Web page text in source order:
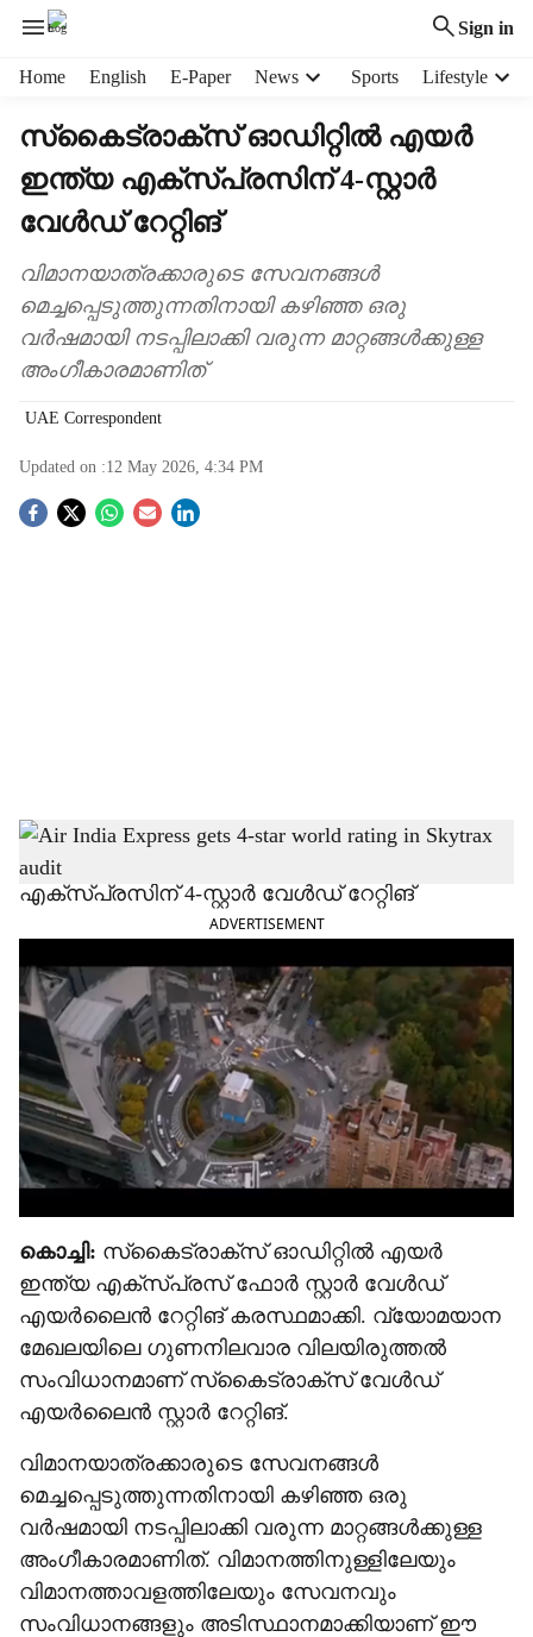
Sign in
Home English E-Paper News Sports Lifestyle
സ്‌കൈട്രാക്‌സ് ഓഡിറ്റില്‍ എയര്‍
ഇന്ത്യ എക്‌സ്പ്രസിന് 4-സ്റ്റാര്‍
വേള്‍ഡ് റേറ്റിങ്
വിമാനയാത്രക്കാരുടെ സേവനങ്ങൾ
മെച്ചപ്പെടുത്തുന്നതിനായി കഴിഞ്ഞ ഒരു
വർഷമായി നടപ്പിലാക്കി വരുന്ന മാറ്റങ്ങൾക്കുള്ള
അംഗീകാരമാണിത്
UAE Correspondent
Updated on :12 May 2026, 4:34 PM
S
h
a
r
e
സ്‌കൈട്രാക്‌സ് ഓഡിറ്റില്‍ എയര്‍ ഇന്ത്യ
എക്‌സ്പ്രസിന് 4-സ്റ്റാര്‍ വേള്‍ഡ് റേറ്റിങ്
ADVERTISEMENT
കൊച്ചി: സ്‌കൈട്രാക്‌സ് ഓഡിറ്റില്‍ എയര്‍
ഇന്ത്യ എക്‌സ്പ്രസ് ഫോര്‍ സ്റ്റാര്‍ വേള്‍ഡ്
എയര്‍ലൈന്‍ റേറ്റിങ് കരസ്ഥമാക്കി. വ്യോമയാന
മേഖലയിലെ ഗുണനിലവാര വിലയിരുത്തല്‍
സംവിധാനമാണ് സ്‌കൈട്രാക്‌സ് വേള്‍ഡ്
എയര്‍ലൈന്‍ സ്റ്റാര്‍ റേറ്റിങ്.
വിമാനയാത്രക്കാരുടെ സേവനങ്ങൾ
മെച്ചപ്പെടുത്തുന്നതിനായി കഴിഞ്ഞ ഒരു
വർഷമായി നടപ്പിലാക്കി വരുന്ന മാറ്റങ്ങൾക്കുള്ള
അംഗീകാരമാണിത്. വിമാനത്തിനുള്ളിലേയും
വിമാനത്താവളത്തിലേയും സേവനവും
സംവിധാനങ്ങളും അടിസ്ഥാനമാക്കിയാണ് ഈ